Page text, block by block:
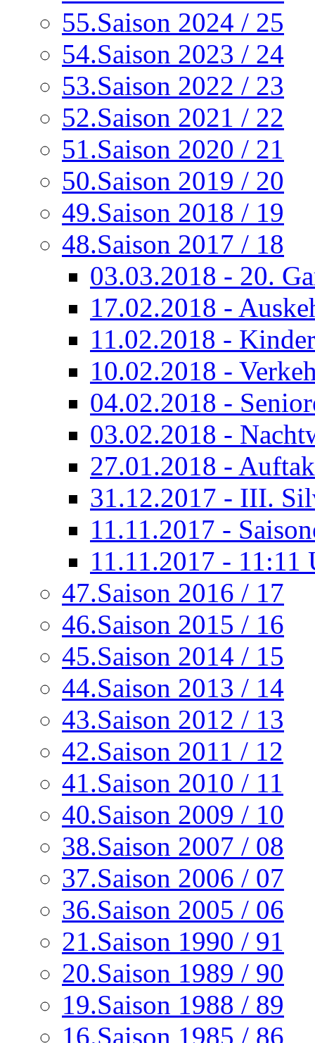
55.Saison 2024 / 25
54.Saison 2023 / 24
53.Saison 2022 / 23
52.Saison 2021 / 22
51.Saison 2020 / 21
50.Saison 2019 / 20
49.Saison 2018 / 19
48.Saison 2017 / 18
03.03.2018 - 20.
17.02.2018 -
11.02.2018 -
10.02.2018 -
04.02.2018 -
03.02.2018 -
27.01.2018 -
31.12.2017 - III.
11.11.2017 -
11.11.2017 - 11:11
47.Saison 2016 / 17
46.Saison 2015 / 16
45.Saison 2014 / 15
44.Saison 2013 / 14
43.Saison 2012 / 13
42.Saison 2011 / 12
41.Saison 2010 / 11
40.Saison 2009 / 10
38.Saison 2007 / 08
37.Saison 2006 / 07
36.Saison 2005 / 06
21.Saison 1990 / 91
20.Saison 1989 / 90
19.Saison 1988 / 89
16.Saison 1985 / 86